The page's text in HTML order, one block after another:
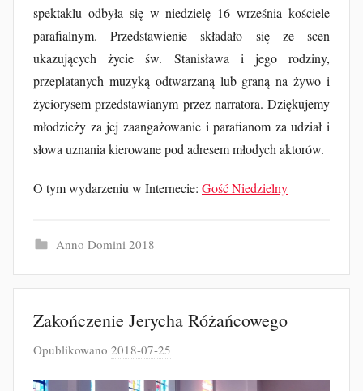
spektaklu odbyła się w niedzielę 16 września kościele
parafialnym. Przedstawienie składało się ze scen
ukazujących życie św. Stanisława i jego rodziny,
przeplatanych muzyką odtwarzaną lub graną na żywo i
życiorysem przedstawianym przez narratora. Dziękujemy
młodzieży za jej zaangażowanie i parafianom za udział i
słowa uznania kierowane pod adresem młodych aktorów.
O tym wydarzeniu w Internecie: Gość Niedzielny
Anno Domini 2018
Zakończenie Jerycha Różańcowego
Opublikowano 2018-07-25